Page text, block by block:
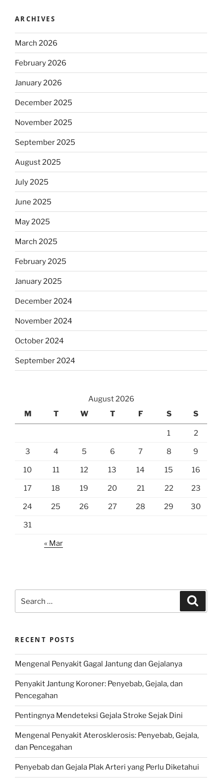
ARCHIVES
March 2026
February 2026
January 2026
December 2025
November 2025
September 2025
August 2025
July 2025
June 2025
May 2025
March 2025
February 2025
January 2025
December 2024
November 2024
October 2024
September 2024
August 2026
M
T W T F S S
1 2
3 4 5 6 7 8 9
10 11 12 13 14 15 16
17 18 19 20 21 22 23
24 25 26 27 28 29 30
31
« Mar
for:
RECENT POSTS
Mengenal Penyakit Gagal Jantung dan Gejalanya
Penyakit Jantung Koroner: Penyebab, Gejala, dan
Pencegahan
Pentingnya Mendeteksi Gejala Stroke Sejak Dini
Mengenal Penyakit Aterosklerosis: Penyebab, Gejala,
dan Pencegahan
Penyebab dan Gejala Plak Arteri yang Perlu Diketahui